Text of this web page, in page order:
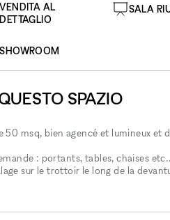
VENDITA AL
DETTAGLIO
SALA
SHOWROOM
SPAZIO
50 msq, bien agencé et lumineux et
: portants, tables, chaises
sur le trottoir le long de la